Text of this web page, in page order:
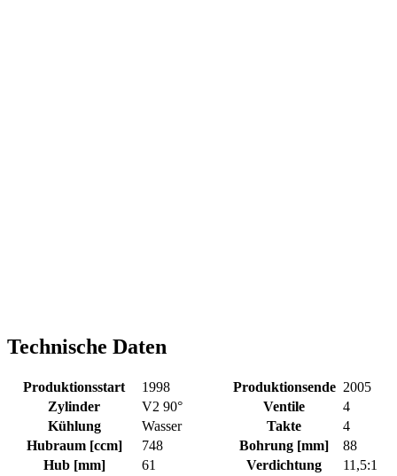
Technische Daten
Produktionsstart 1998 Produktionsende 2005
Zylinder
V2 90° Ventile
4
Kühlung
Wasser Takte
4
Hubraum [ccm]
748 Bohrung [mm]
88
Hub [mm]
61 Verdichtung
11,5:1